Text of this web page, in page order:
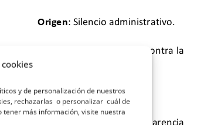
y de personalización de nuestros
rechazarlas o personalizar cuál de
más información, visite nuestra